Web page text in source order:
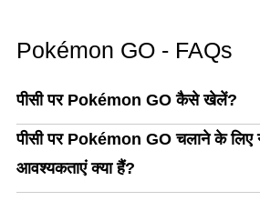
Pokémon GO - FAQs
पीसी पर Pokémon GO कैसे खेलें?
पीसी पर Pokémon GO चलाने के लिए
आवश्यकताएं क्या हैं?